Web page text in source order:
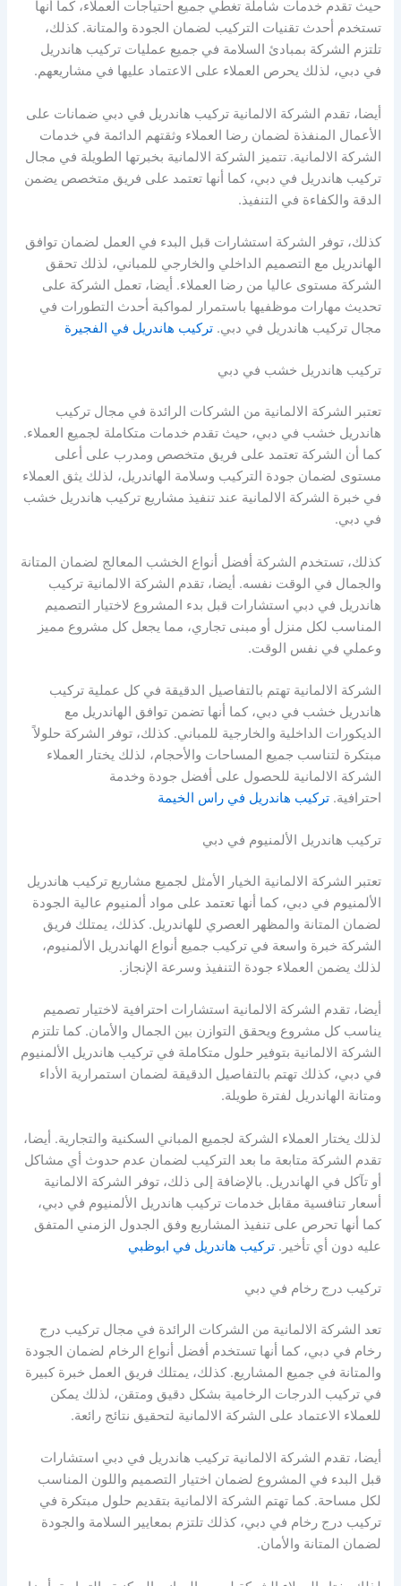
حيث تقدم خدمات شاملة تغطي جميع احتياجات العملاء، كما أنها
تستخدم أحدث تقنيات التركيب لضمان الجودة والمتانة. كذلك،
تلتزم الشركة بمبادئ السلامة في جميع عمليات تركيب هاندريل
في دبي، لذلك يحرص العملاء على الاعتماد عليها في مشاريعهم.
أيضا، تقدم الشركة الالمانية تركيب هاندريل في دبي ضمانات على
الأعمال المنفذة لضمان رضا العملاء وثقتهم الدائمة في خدمات
الشركة الالمانية. تتميز الشركة الالمانية بخبرتها الطويلة في مجال
تركيب هاندريل في دبي، كما أنها تعتمد على فريق متخصص يضمن
الدقة والكفاءة في التنفيذ.
كذلك، توفر الشركة استشارات قبل البدء في العمل لضمان توافق
الهاندريل مع التصميم الداخلي والخارجي للمباني، لذلك تحقق
الشركة مستوى عاليا من رضا العملاء. أيضا، تعمل الشركة على
تحديث مهارات موظفيها باستمرار لمواكبة أحدث التطورات في
مجال تركيب هاندريل في دبي.تركيب هاندريل في الفجيرة
تركيب هاندريل خشب في دبي
تعتبر الشركة الالمانية من الشركات الرائدة في مجال تركيب
هاندريل خشب في دبي، حيث تقدم خدمات متكاملة لجميع العملاء.
كما أن الشركة تعتمد على فريق متخصص ومدرب على أعلى
مستوى لضمان جودة التركيب وسلامة الهاندريل، لذلك يثق العملاء
في خبرة الشركة الالمانية عند تنفيذ مشاريع تركيب هاندريل خشب
في دبي.
كذلك، تستخدم الشركة أفضل أنواع الخشب المعالج لضمان المتانة
والجمال في الوقت نفسه. أيضا، تقدم الشركة الالمانية تركيب
هاندريل في دبي استشارات قبل بدء المشروع لاختيار التصميم
المناسب لكل منزل أو مبنى تجاري، مما يجعل كل مشروع مميز
وعملي في نفس الوقت.
الشركة الالمانية تهتم بالتفاصيل الدقيقة في كل عملية تركيب
هاندريل خشب في دبي، كما أنها تضمن توافق الهاندريل مع
الديكورات الداخلية والخارجية للمباني. كذلك، توفر الشركة حلولاً
مبتكرة لتناسب جميع المساحات والأحجام، لذلك يختار العملاء
الشركة الالمانية للحصول على أفضل جودة وخدمة
احترافية.تركيب هاندريل في راس الخيمة
تركيب هاندريل الألمنيوم في دبي
تعتبر الشركة الالمانية الخيار الأمثل لجميع مشاريع تركيب هاندريل
الألمنيوم في دبي، كما أنها تعتمد على مواد ألمنيوم عالية الجودة
لضمان المتانة والمظهر العصري للهاندريل. كذلك، يمتلك فريق
الشركة خبرة واسعة في تركيب جميع أنواع الهاندريل الألمنيوم،
لذلك يضمن العملاء جودة التنفيذ وسرعة الإنجاز.
أيضا، تقدم الشركة الالمانية استشارات احترافية لاختيار تصميم
يناسب كل مشروع ويحقق التوازن بين الجمال والأمان. كما تلتزم
الشركة الالمانية بتوفير حلول متكاملة في تركيب هاندريل الألمنيوم
في دبي، كذلك تهتم بالتفاصيل الدقيقة لضمان استمرارية الأداء
ومتانة الهاندريل لفترة طويلة.
لذلك يختار العملاء الشركة لجميع المباني السكنية والتجارية. أيضا،
تقدم الشركة متابعة ما بعد التركيب لضمان عدم حدوث أي مشاكل
أو تآكل في الهاندريل. بالإضافة إلى ذلك، توفر الشركة الالمانية
أسعار تنافسية مقابل خدمات تركيب هاندريل الألمنيوم في دبي،
كما أنها تحرص على تنفيذ المشاريع وفق الجدول الزمني المتفق
عليه دون أي تأخير.تركيب هاندريل في ابوظبي
تركيب درج رخام في دبي
تعد الشركة الالمانية من الشركات الرائدة في مجال تركيب درج
رخام في دبي، كما أنها تستخدم أفضل أنواع الرخام لضمان الجودة
والمتانة في جميع المشاريع. كذلك، يمتلك فريق العمل خبرة كبيرة
في تركيب الدرجات الرخامية بشكل دقيق ومتقن، لذلك يمكن
للعملاء الاعتماد على الشركة الالمانية لتحقيق نتائج رائعة.
أيضا، تقدم الشركة الالمانية تركيب هاندريل في دبي استشارات
قبل البدء في المشروع لضمان اختيار التصميم واللون المناسب
لكل مساحة. كما تهتم الشركة الالمانية بتقديم حلول مبتكرة في
تركيب درج رخام في دبي، كذلك تلتزم بمعايير السلامة والجودة
لضمان المتانة والأمان.